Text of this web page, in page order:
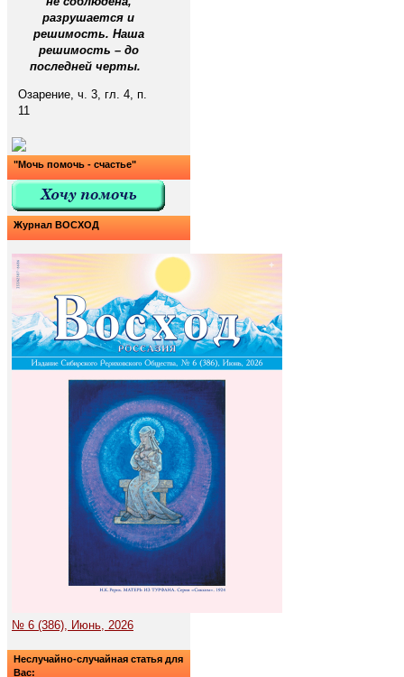
разрушается и
решимость. Наша
решимость – до
последней черты.
Озарение, ч. 3, гл. 4, п.
11
"Мочь помочь - счастье"
Журнал ВОСХОД
№ 6 (386), Июнь, 2026
Неслучайно-случайная статья для
Вас: